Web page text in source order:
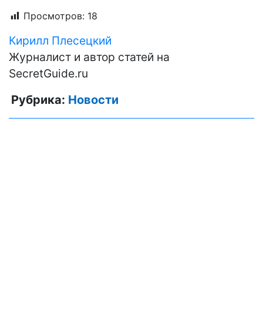
Просмотров: 18
Кирилл Плесецкий
Журналист и автор статей на
SecretGuide.ru
Рубрика: Новости